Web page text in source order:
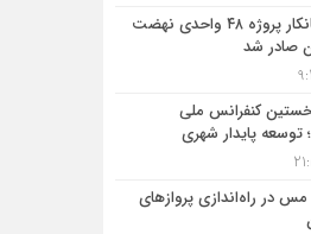
دستور بازداشت پیمانکار پروژه ۴۸ واحدی نهضت
صادر شد
کنفرانس ملی
توسعه پایدار شهری
در راه‌اندازی پروازهای